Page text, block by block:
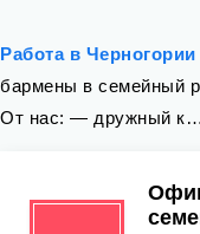
Работа в Черногории
бармены в семейный
От нас: — дружный к…